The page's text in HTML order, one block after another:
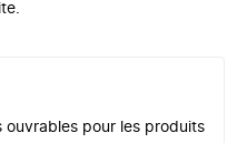
ouvrables pour les produits